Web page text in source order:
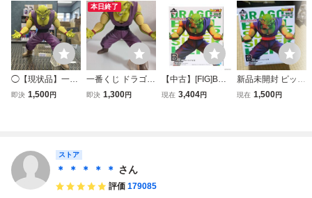
◯【現状品】一番
くじ ドラゴンボー
スーパーヒーロー
箱無し 2Z-107
即決 1,500円
本日終了
一番くじ ドラゴン
ボール VSオムニ
即決 1,300円
【中古】[FIG]B賞
ピッコロ 一番くじ
現在 3,404円
新品未開封 ピッコ
ロ 一番くじ ドラ
現在 1,500円
ストア
＊ ＊ ＊ ＊ ＊ さん
評価 179085